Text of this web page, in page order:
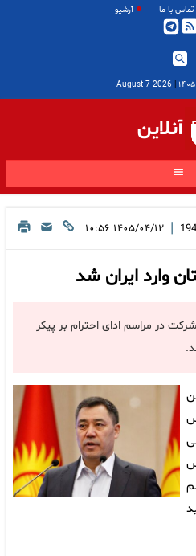
تماس با ما آرشیو
|
2026 August 7
آنلاین
| ۱۴۰۵/۰۴/۱۲ ۱۰:۵۶
وارد ایران شد
در مراسم ادای احترام بر پیکر